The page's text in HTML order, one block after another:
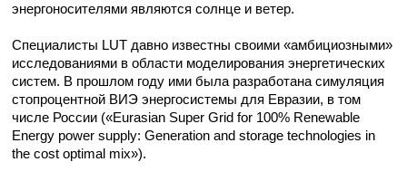
энергоносителями являются солнце и ветер.
Специалисты LUT давно известны своими «амбициозными»
исследованиями в области моделирования энергетических
систем. В прошлом году ими была разработана симуляция
стопроцентной ВИЭ энергосистемы для Евразии, в том
числе России («Eurasian Super Grid for 100% Renewable
Energy power supply: Generation and storage technologies in
the cost optimal mix»).